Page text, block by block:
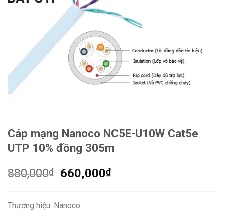
Cáp mạng Nanoco NC5E-U10W Cat5e
UTP 10% đồng 305m
880,000₫
Giá
880,000₫.
660,000₫Giá
Thương hiệu: Nanoco